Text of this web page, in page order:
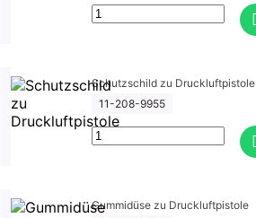
Schutzschild zu Druckluftpistole
11-208-9955
Gummidüse zu Druckluftpistole